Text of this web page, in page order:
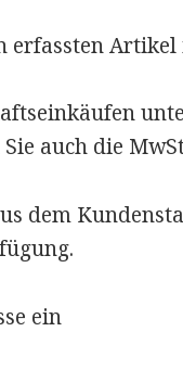
erfassten Artikel
auch die
dem
ein